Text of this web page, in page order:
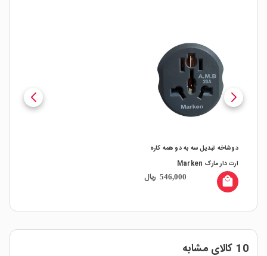
دوشاخه تبدیل سه به دو همه کاره
ارت دار مارک Marken
546,000 ریال local_mall
10 کالای مشابه